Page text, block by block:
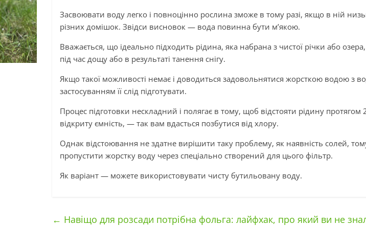
Засвоювати воду легко і повноцінно рослина зможе в тому разі, якщо в ній
різних домішок. Звідси висновок — вода повинна бути м’якою.
Вважається, що ідеально підходить рідина, яка набрана з чистої річки або
під час дощу або в результаті танення снігу.
Якщо такої можливості немає і доводиться задовольнятися жорсткою водою з
застосуванням її слід підготувати.
Процес підготовки нескладний і полягає в тому, щоб відстояти рідину
відкриту ємність, — так вам вдасться позбутися від хлору.
Однак відстоювання не здатне вирішити таку проблему, як наявність солей,
пропустити жорстку воду через спеціально створений для цього фільтр.
Як варіант — можете використовувати чисту бутильовану воду.
← Навіщо для розсади потрібна фольга: лайфхак, про який ви не